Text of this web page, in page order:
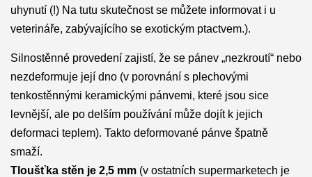
uhynutí (!) Na tutu skutečnost se můžete informovat i u
veterináře, zabývajícího se exotickým ptactvem.).
Silnostěnné provedení zajistí, že se pánev „nezkroutí“ nebo
nezdeformuje její dno (v porovnání s plechovými
tenkostěnnými keramickými pánvemi, které jsou sice
levnější, ale po delším používání může dojít k jejich
deformaci teplem). Takto deformované pánve špatně
smaží.
Tloušťka stěn je 2,5 mm (v ostatních supermarketech je